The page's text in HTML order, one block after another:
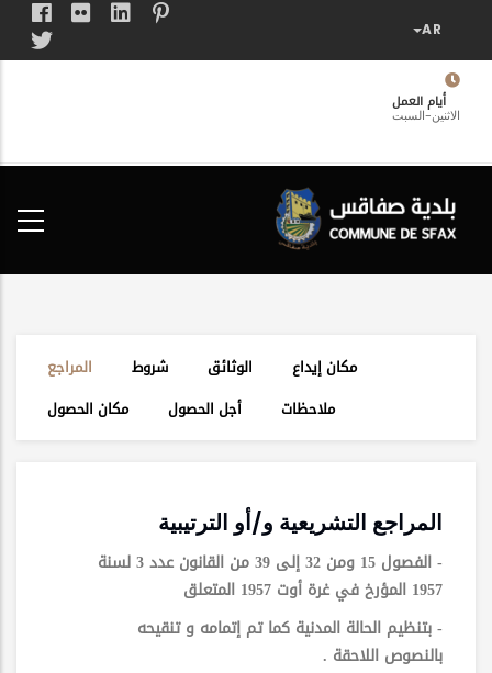
المحتوى
الرئيسيأيام العمل
الاثنين-السبت
المراجع شروط الوثائق
مكان إيداع
مكان الحصول
أجل الحصول ملاحظات
المراجع التشريعية و/أو الترتيبية
- الفصول 15 ومن 32 إلى 39 من القانون عدد 3 لسنة
1957 المؤرخ في غرة أوت 1957 المتعلق
- بتنظيم الحالة المدنية كما تم إتمامه و تنقيحه
بالنصوص اللاحقة .